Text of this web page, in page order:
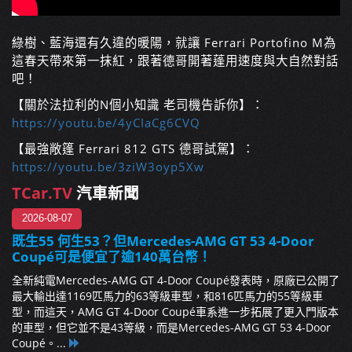
綠樹、藍海還有久違的暖陽，就讓 Ferrari Portofino M為
這春天帶來第一抹紅，跟著德哥開著蓬用速度與大自然對話
吧！
【關於法拉利的N個小知識 老司機告訴你】：
https://youtu.be/4yCIaCg6CVQ
【最強敞篷 Ferrari 812 GTS 德哥試駕】：
https://youtu.be/3ziW3oyp5Xw
TCar.TV汽車新聞
2026-08-07
既生55 何生53？但Mercedes-AMG GT 53 4-Door
Coupé可是便宜了逾140萬台幣！
全新純電Mercedes-AMG GT 4-Door Coupé發表時，原廠已公開了
最大輸出達1169匹馬力的63等級車型，和816匹馬力的55等級車
型，而這天，AMG GT 4-Door Coupé車系進一步拓展了更入門版本
的車型，但它並不是43等級，而是Mercedes-AMG GT 53 4-Door
Coupé。...